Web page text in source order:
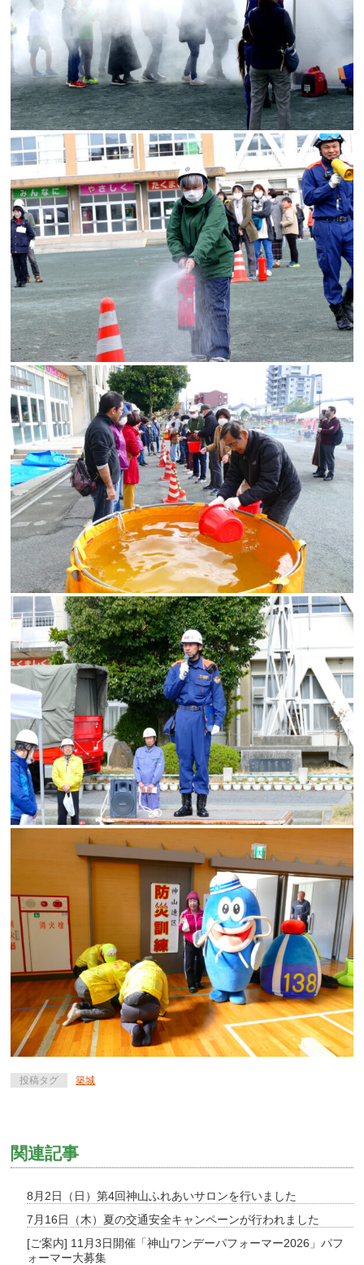
投稿タグ 築城
関連記事
8月2日（日）第4回神山ふれあいサロンを行いました
7月16日（木）夏の交通安全キャンペーンが行われました
[ご案内] 11月3日開催「神山ワンデーパフォーマー2026」パフ
ォーマー大募集